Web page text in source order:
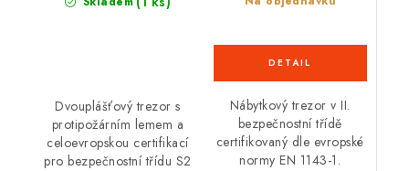
Dvouplášťový trezor s
protipožárním lemem a
celoevropskou certifikací
pro bezpečnostní třídu S2
Nábytkový trezor v II.
bezpečnostní třídě
certifikovaný dle evropské
normy EN 1143-1.